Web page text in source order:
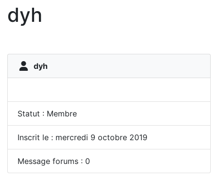
dyh
dyh
Statut : Membre
Inscrit le : mercredi 9 octobre 2019
Message forums : 0